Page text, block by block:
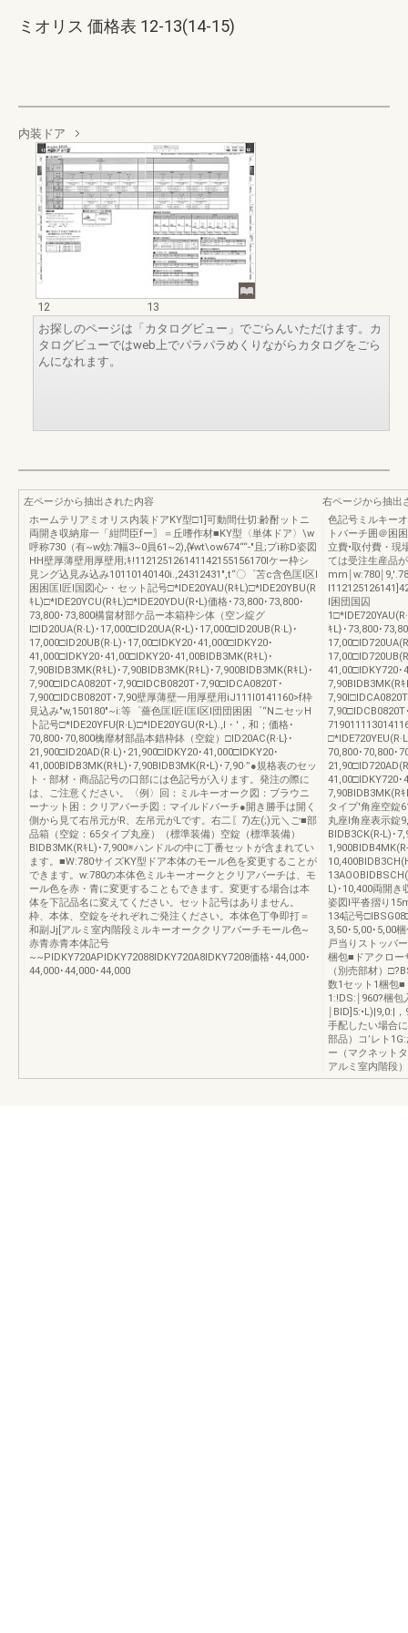
ミオリス 価格表 12-13(14-15)
内装ドア
12
13
お探しのページは「カタログビュー」でごらんいただけます。カ
タログビューではweb上でパラパラめくりながらカタログをごら
んになれます。
左ページから抽出された内容
ホームテリアミオリス内装ドアKY型□1]可動間仕切:齢酎ットニ
両開き収納扉一「紺問臣fー〗＝丘嗜作材■KY型〈単体ドア〉\w
呼称730（有~w効:7幅3~0員61~2),{¥wt\ow674““-"且;プi称D姿図
HH壁厚薄壁用厚壁用;ｷ!112125126141142155156170lケー枠シ
見ング込見み込み10110140140i.,24312431",t“〇゜苫c含色匡l区l
困困匡l匠l国図心-・セット記号□*IDE20YAU(RｷL)□*IDE20YBU(R
ｷL)□*IDE20YCU(RｷL)□*IDE20YDU(R•L)価格･73,800･73,800･
73,800･73,800構畠材部ケ品ー本箱枠シ体（空ン綻グ
I□ID20UA(R·L)･17,000□ID20UA(R•L)･17,000□ID20UB(R·L)･
17,000□ID20UB(R·L)･17,00□IDKY20･41,000□IDKY20･
41,000□IDKY20･41,00□IDKY20･41,00BIDB3MK(RｷL)･
7,90BIDB3MK(RｷL)･7,90BIDB3MK(RｷL)･7,900BIDB3MK(RｷL)･
7,900□IDCA0820T･7,90□IDCB0820T･7,90□IDCA0820T･
7,900□IDCB0820T･7,90壁厚薄壁一用厚壁用iJ111l0141160>f枠
見込み"w,150180"~i:等゜薔色匡l匠l匡l区l団団困困゜“NニセッH
卜記号□*IDE20YFU{R·L)□*IDE20YGU(R•L).,I・'，和；価格･
70,800･70,800檎靡材部晶本錯枠鉢（空錠）□ID20AC(R·L}･
21,900□ID20AD(R·L)･21,900□IDKY20･41,000□IDKY20･
41,000BIDB3MK(RｷL)･7,90BIDB3MK(R•L)･7,90·’’●規格表のセッ
ト・部材・商品記号の口部には色記号が入ります。発注の際に
は、ご注意ください。〈例〉回：ミルキーオーク図：ブラウニ
ーナット困：クリアバーチ図：マイルドバーチ●開き勝手は開く
側から見て右吊元がR、左吊元がLです。右二〖7)左(;)元＼ご■部
品箱（空錠：65タイプ丸座）（標準装備）空錠（標準装備）
BIDB3MK(RｷL)･7,900※ハンドルの中に丁番セットが含まれてい
ます。■W:780サイズKY型ドア本体のモール色を変更することが
できます。w:780の本体色ミルキーオークとクリアバーチは、モ
ール色を赤・青に変更することもできます。変更する場合は本
体を下記品名に変えてください。セット記号はありません。
枠、本体、空錠をそれぞれご発注ください。本体色丁争即打＝
和副Jj[アルミ室内階段ミルキーオーククリアバーチモール色~
赤青赤青本体記号
~~PIDKY720APIDKY72088IDKY720A8IDKY7208価格･44,000･
44,000･44,000･44,000
右ページから抽出
色記号ミルキー
トバーチ囲＠困
立費•取付費・現
ては受注生産品
mm￨w:780￨
l困団国囚
ｷL}･73,800･
41,00□IDKY720･
7,90BIDB3MK(R
70,800･70,800･
41,00□IDKY720･
7,90BIDB3MK(R
タイプ'角座空錠
丸座I角座表示錠
BIDB3CK(R-L)･
L)･10,400両開き
姿図l平沓摺り
134記号
3,50･5,00･5,00
戸当りストッパ
梱包■ドアクロー
（別売部材）
数1セット1梱包
1:!DS:￨960?梱包
￨BID]5:•L)|9,0:|
手配したい場合
部品）コ’レト
ー（マクネット
アルミ室内階段